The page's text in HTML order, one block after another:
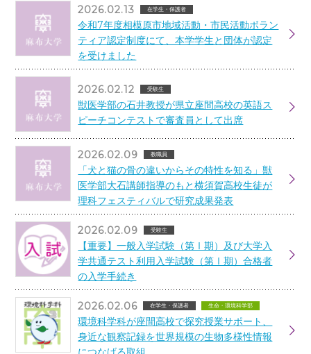
2026.02.13 在学生・保護者
令和7年度相模原市地域活動・市民活動ボラン
ティア認定制度にて、本学学生と団体が認定
を受けました
2026.02.12 受験生
獣医学部の石井教授が県立座間高校の英語ス
ピーチコンテストで審査員として出席
2026.02.09 教職員
「犬と猫の骨の違いからその特性を知る」獣
医学部大石講師指導のもと横須賀高校生徒が
理科フェスティバルで研究成果発表
2026.02.09 受験生
【重要】一般入学試験（第Ⅰ期）及び大学入
学共通テスト利用入学試験（第Ⅰ期）合格者
の入学手続き
2026.02.06 在学生・保護者 生命・環境科学部
環境科学科が座間高校で探究授業サポート、
身近な観察記録を世界規模の生物多様性情報